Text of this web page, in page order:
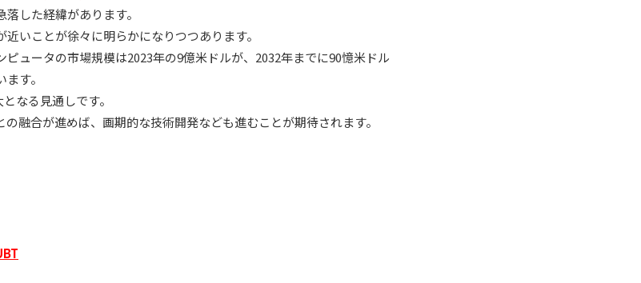
した経緯があります。
いことが徐々に明らかになりつつあります。
ュータの市場規模は2023年の9億米ドルが、2032年までに90憶米ドル
す。
なる見通しです。
融合が進めば、画期的な技術開発なども進むことが期待されます。